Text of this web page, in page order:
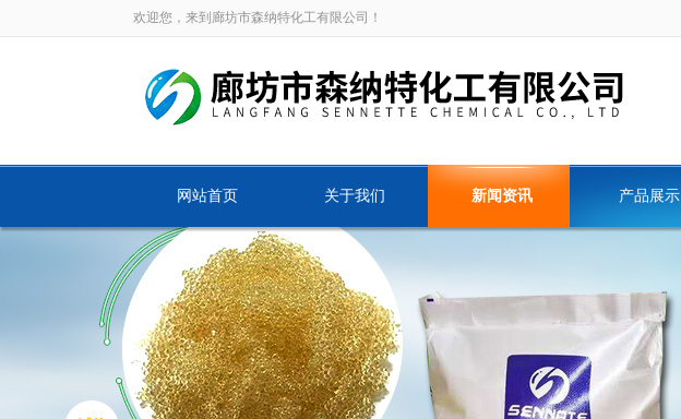
欢迎您，来到廊坊市森纳特化工有限公司！
网站首页 关于我们 新闻资讯 产品展示